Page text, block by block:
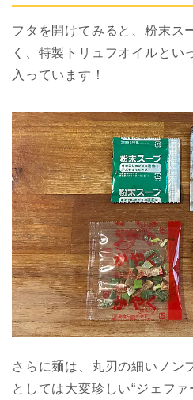
フタを開けてみると、粉末ス
く、特製トリュフオイルとい
入っています！
さらに麺は、丸刃の細いノン
としては大変珍しい“ジェフ